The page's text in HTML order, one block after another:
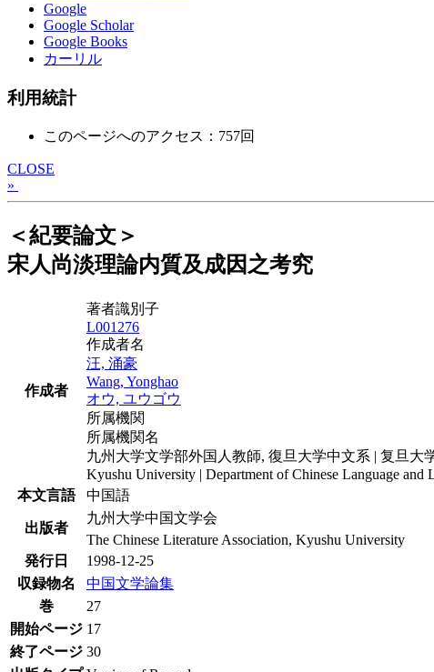
Google
Google Scholar
Google Books
カーリル
利用統計
このページへのアクセス：757回
CLOSE
»
＜紀要論文＞
宋人尚淡理論内質及成因之考究
作成者
著者識別子
L001276
作成者名
汪, 涌豪
Wang, Yonghao
オウ, ユウゴウ
所属機関
所属機関名
九州大学文学部外国人教師, 復旦大学中文系 | 复旦大
Kyushu University | Department of Chinese Language and
本文言語
中国語
出版者
九州大学中国文学会
The Chinese Literature Association, Kyushu University
発行日
1998-12-25
収録物名
中国文学論集
巻
27
開始ページ 17
終了ページ 30